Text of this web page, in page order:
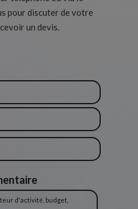
pour discuter de votre
un devis.